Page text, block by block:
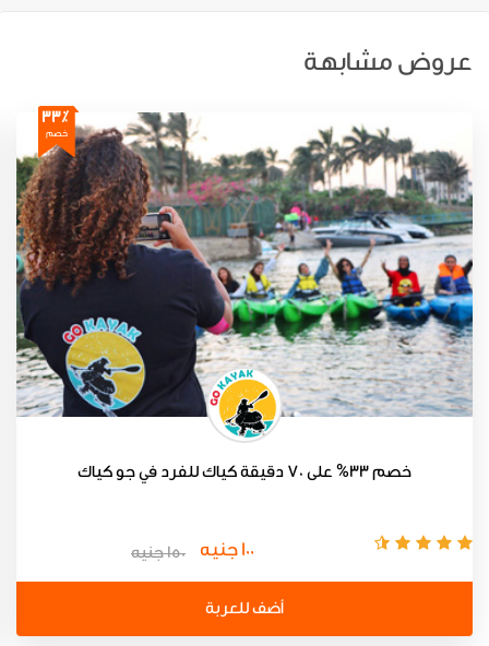
عروض مشابهة
33٪
خصم
خصم 33% على 70 دقيقة كياك للفرد في جو كياك
100 جنيه 150 جنيه
أضف للعربة